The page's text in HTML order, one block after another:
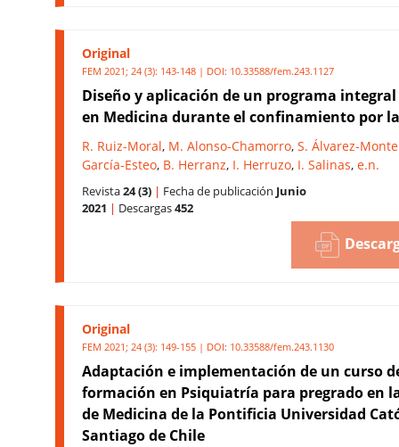
Original
FEM 2021; 24 (3): 143-148 | DOI: 10.33588/fem.243.1127
Diseño y aplicación de un programa
en Medicina durante el confinamiento por la
R. Ruiz-Moral, M. Alonso-Chamorro, S. Álvarez-
García-Esteo, B. Herranz, I. Herruzo, I. Salinas, e.n.
Revista24 (3) | Fecha de publicación Junio
2021 | Descargas452
Original
FEM 2021; 24 (3): 149-155 | DOI: 10.33588/fem.243.1130
Adaptación e implementación de un curso
formación en Psiquiatría para pregrado en
de Medicina de la Pontificia Universidad
Santiago de Chile